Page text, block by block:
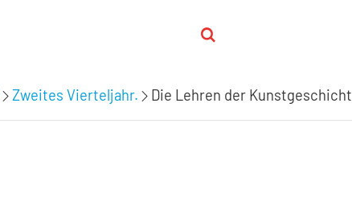
Zweites Vierteljahr. Die Lehren der